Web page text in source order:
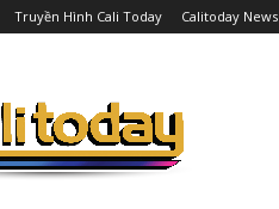
Truyền Hình Cali Today Calitoday News